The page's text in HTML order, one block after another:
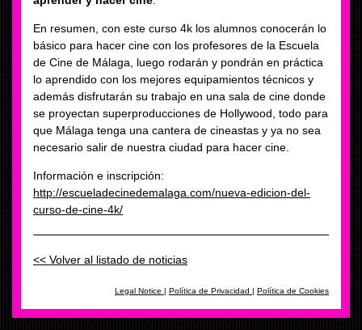
En resumen, con este curso 4k los alumnos conocerán lo
básico para hacer cine con los profesores de la Escuela
de Cine de Málaga, luego rodarán y pondrán en práctica
lo aprendido con los mejores equipamientos técnicos y
además disfrutarán su trabajo en una sala de cine donde
se proyectan superproducciones de Hollywood, todo para
que Málaga tenga una cantera de cineastas y ya no sea
necesario salir de nuestra ciudad para hacer cine.
Información e inscripción:
http://escueladecinedemalaga.com/nueva-edicion-del-
curso-de-cine-4k/
<< Volver al listado de noticias
Legal Notice | Política de Privacidad | Política de Cookies